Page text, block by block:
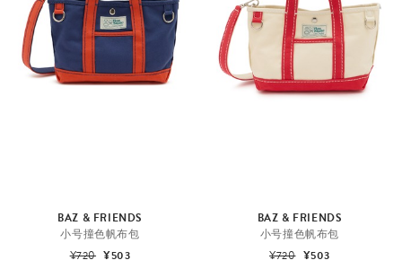
BAZ & FRIENDS
小号撞色帆布包
¥720 ¥503
BAZ & FRIENDS
小号撞色帆布包
¥720 ¥503